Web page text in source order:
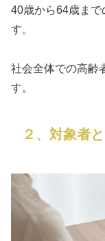
40歳から64歳まで
す。
社会全体での高齢
す。
２、対象者